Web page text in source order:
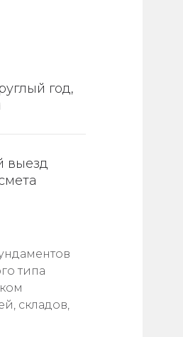
год,
выезд
типа
складов,